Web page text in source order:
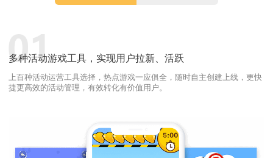
多种活动游戏工具，实现用户拉新、活跃
上百种活动运营工具选择，热点游戏一应俱全，随时自主创建上线，更快
捷更高效的活动管理，有效转化有价值用户。